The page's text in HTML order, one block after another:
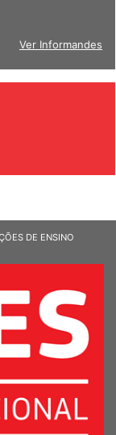
Ver Informandes
DE ENSINO